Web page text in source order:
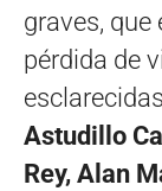
graves,
pérdida de
Astudillo
Rey, Alan